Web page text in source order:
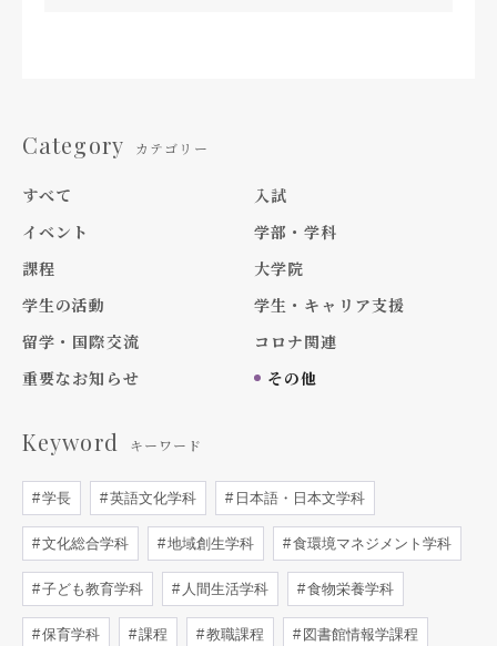
Category カテゴリー
すべて
入試
イベント
学部・学科
課程
大学院
学生の活動
学生・キャリア支援
留学・国際交流
コロナ関連
重要なお知らせ
その他
Keyword キーワード
学長 英語文化学科 日本語・日本文学科
文化総合学科 地域創生学科 食環境マネジメント学科
子ども教育学科 人間生活学科 食物栄養学科
保育学科 課程 教職課程 図書館情報学課程